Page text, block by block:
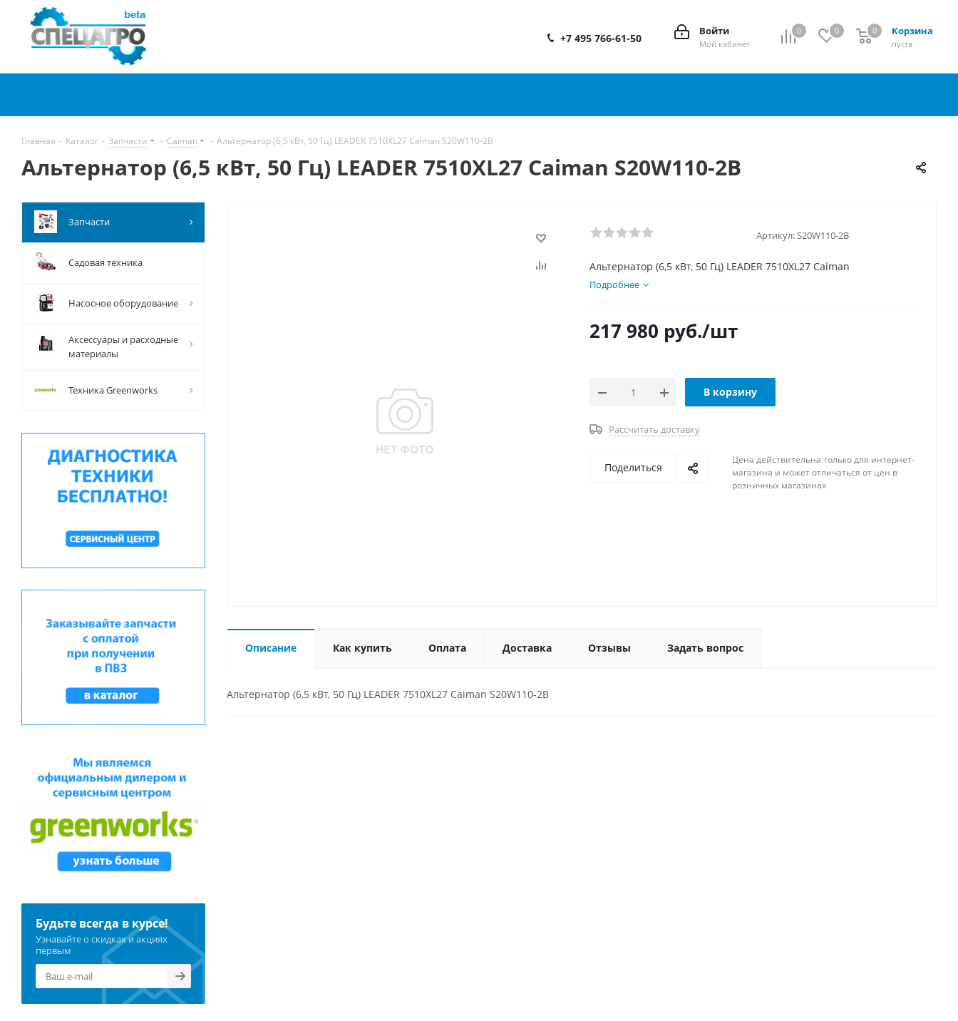
0 0 Корзина
0
пуста
0
Войти
Мой кабинет
+7 495 766-61-50
Главная - Каталог - Запчасти - Caiman - Альтернатор (6,5 кВт, 50 Гц) LEADER 7510XL27 Caiman S20W110-2B
Альтернатор (6,5 кВт, 50 Гц) LEADER 7510XL27 Caiman S20W110-2B
Артикул: S20W110-2B
Альтернатор (6,5 кВт, 50 Гц) LEADER 7510XL27 Caiman
Подробнее
217 980 руб./шт
В корзину
Рассчитать доставку
Поделиться
Цена действительна только для интернет-
магазина и может отличаться от цен в
розничных магазинах
Описание Как купить Оплата Доставка Отзывы Задать вопрос
Альтернатор (6,5 кВт, 50 Гц) LEADER 7510XL27 Caiman S20W110-2B
Запчасти
Садовая техника
Насосное оборудование
Аксессуары и расходные
материалы
Техника Greenworks
Будьте всегда в курсе!
Узнавайте о скидках и акциях
первым